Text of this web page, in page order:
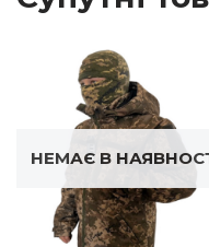
НЕМАЄ В